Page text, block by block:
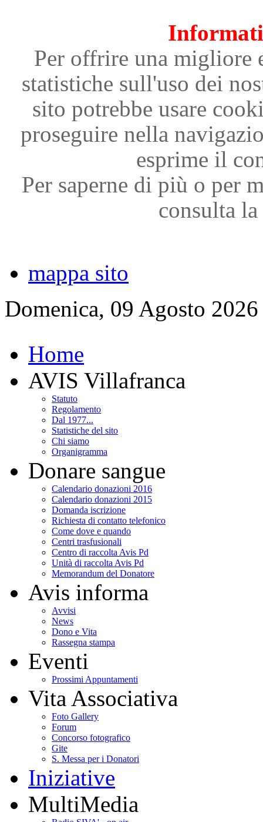
Per offrire una migliore
statistiche sull'uso dei
sito potrebbe usare
proseguire nella
esprime il
Per saperne di più o per
consulta
mappa sito
Domenica, 09 Agosto 2026
Home
AVIS Villafranca
Statuto
Regolamento
Dal 1977...
Statistiche del sito
Chi siamo
Organigramma
Donare sangue
Calendario donazioni 2016
Calendario donazioni 2015
Domanda iscrizione
Richiesta di contatto telefonico
Come dove e quando
Centri trasfusionali
Centro di raccolta Avis Pd
Unità di raccolta Avis Pd
Memorandum del Donatore
Avis informa
Avvisi
News
Dono e Vita
Rassegna stampa
Eventi
Prossimi Appuntamenti
Vita Associativa
Foto Gallery
Forum
Concorso fotografico
Gite
S. Messa per i Donatori
Iniziative
MultiMedia